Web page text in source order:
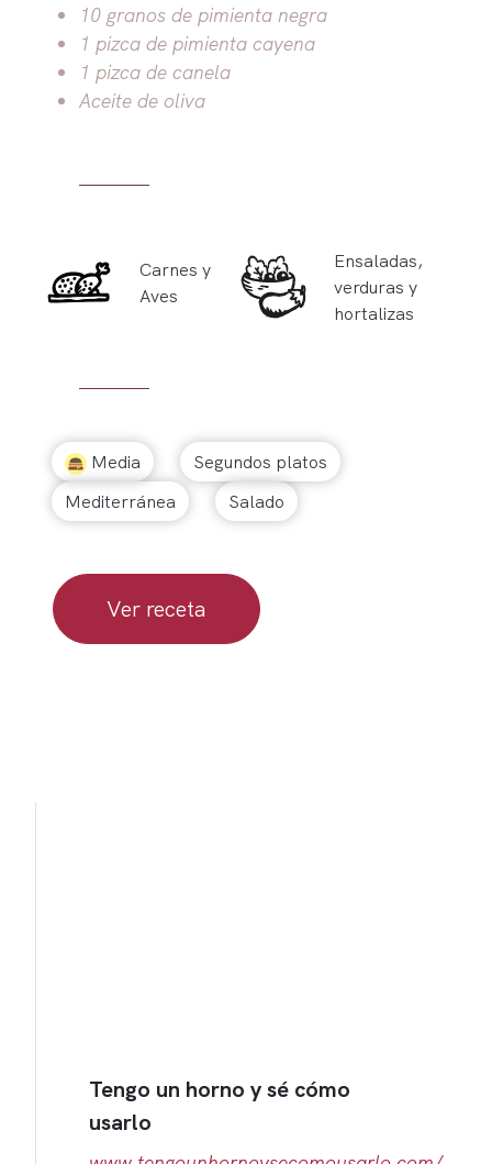
10 granos de pimienta negra
1 pizca de pimienta cayena
1 pizca de canela
Aceite de oliva
Carnes y
Aves
Ensaladas,
verduras y
hortalizas
Media
Segundos platos
Mediterránea
Salado
Ver receta
Tengo un horno y sé cómo
usarlo